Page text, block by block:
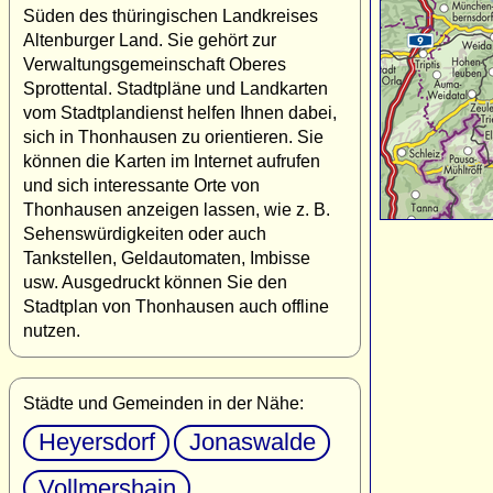
Süden des thüringischen Landkreises
Altenburger Land. Sie gehört zur
Verwaltungsgemeinschaft Oberes
Sprottental. Stadtpläne und Landkarten
vom Stadtplandienst helfen Ihnen dabei,
sich in Thonhausen zu orientieren. Sie
können die Karten im Internet aufrufen
und sich interessante Orte von
Thonhausen anzeigen lassen, wie z. B.
Sehenswürdigkeiten oder auch
Tankstellen, Geldautomaten, Imbisse
usw. Ausgedruckt können Sie den
Stadtplan von Thonhausen auch offline
nutzen.
Städte und Gemeinden in der Nähe:
Heyersdorf
Jonaswalde